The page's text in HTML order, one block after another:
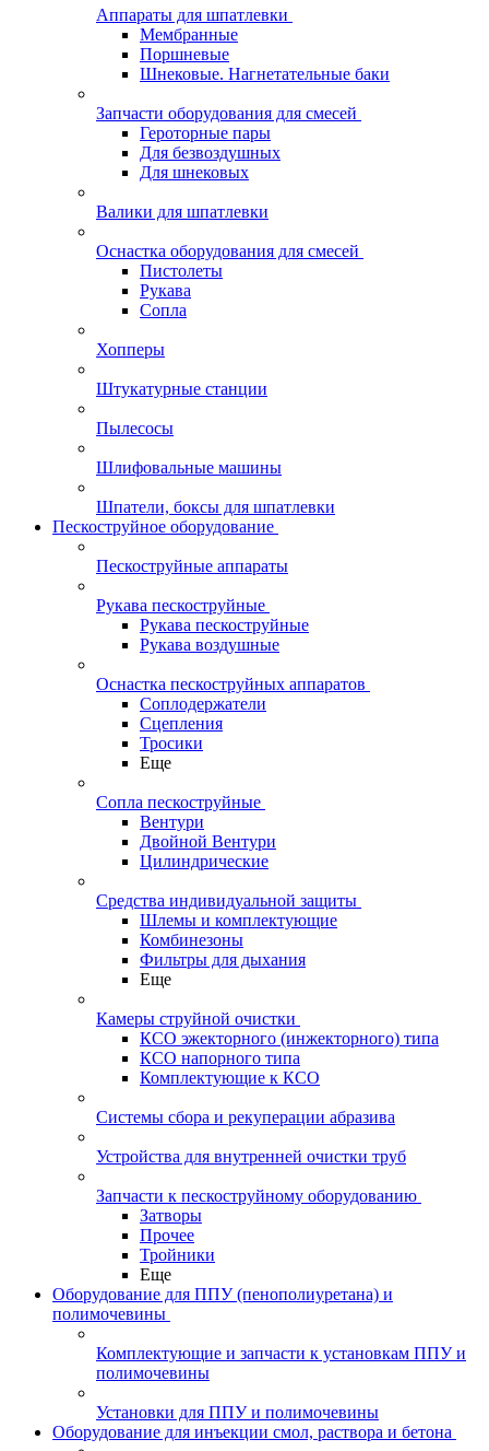
Аппараты для шпатлевки
Мембранные
Поршневые
Шнековые. Нагнетательные баки
Запчасти оборудования для смесей
Героторные пары
Для безвоздушных
Для шнековых
Валики для шпатлевки
Оснастка оборудования для смесей
Пистолеты
Рукава
Сопла
Хопперы
Штукатурные станции
Пылесосы
Шлифовальные машины
Шпатели, боксы для шпатлевки
Пескоструйное оборудование
Пескоструйные аппараты
Рукава пескоструйные
Рукава пескоструйные
Рукава воздушные
Оснастка пескоструйных аппаратов
Соплодержатели
Сцепления
Тросики
Еще
Сопла пескоструйные
Вентури
Двойной Вентури
Цилиндрические
Средства индивидуальной защиты
Шлемы и комплектующие
Комбинезоны
Фильтры для дыхания
Еще
Камеры струйной очистки
КСО эжекторного (инжекторного) типа
КСО напорного типа
Комплектующие к КСО
Системы сбора и рекуперации абразива
Устройства для внутренней очистки труб
Запчасти к пескоструйному оборудованию
Затворы
Прочее
Тройники
Еще
Оборудование для ППУ (пенополиуретана) и
полимочевины
Комплектующие и запчасти к установкам ППУ и
полимочевины
Установки для ППУ и полимочевины
Оборудование для инъекции смол, раствора и бетона